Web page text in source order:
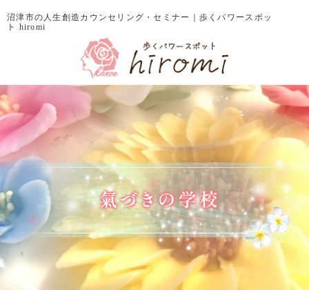
沼津市の人生創造カウンセリング・セミナー｜歩くパワースポッ
ト hiromi